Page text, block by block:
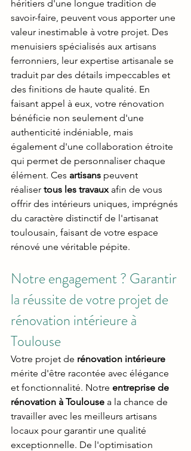
héritiers d'une longue tradition de
savoir-faire, peuvent vous apporter une
valeur inestimable à votre projet. Des
menuisiers spécialisés aux artisans
ferronniers, leur expertise artisanale se
traduit par des détails impeccables et
des finitions de haute qualité. En
faisant appel à eux, votre rénovation
bénéficie non seulement d'une
authenticité indéniable, mais
également d'une collaboration étroite
qui permet de personnaliser chaque
élément. Ces artisans peuvent
réaliser tous les travaux afin de vous
offrir des intérieurs uniques, imprégnés
du caractère distinctif de l'artisanat
toulousain, faisant de votre espace
rénové une véritable pépite.
Notre engagement ? Garantir
la réussite de votre projet de
rénovation intérieure à
Toulouse
Votre projet de rénovation intérieure
mérite d'être racontée avec élégance
et fonctionnalité. Notre entreprise de
rénovation à Toulouse a la chance de
travailler avec les meilleurs artisans
locaux pour garantir une qualité
exceptionnelle. De l'optimisation